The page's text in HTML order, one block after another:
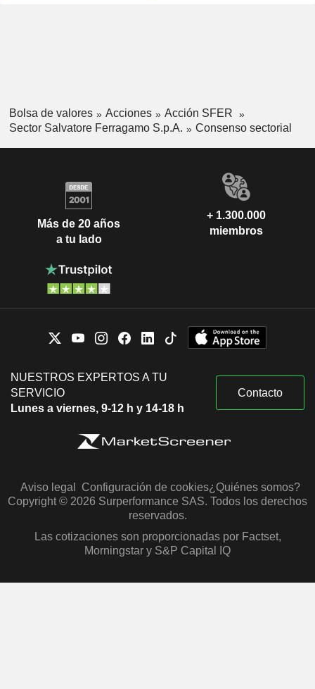
Bolsa de valores Acciones
Acción SFER
Sector Salvatore Ferragamo S.p.A.
Consenso sectorial
Más de 20 años
a tu lado
+ 1.300.000
miembros
NUESTROS EXPERTOS A TU
SERVICIO
Lunes a viernes, 9-12 h y 14-18 h
Contacto
Aviso legal Configuración de cookies¿Quiénes somos?
Copyright © 2026 Surperformance SAS. Todos los derechos
reservados.
Las cotizaciones son proporcionadas por Factset,
Morningstar y S&P Capital IQ